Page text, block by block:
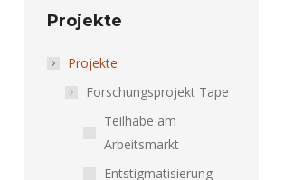
Projekte
Projekte
Forschungsprojekt Tape
Teilhabe am
Arbeitsmarkt
Entstigmatisierung